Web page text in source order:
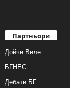
Партньори
Дойче Веле
БГНЕС
Дебати.БГ